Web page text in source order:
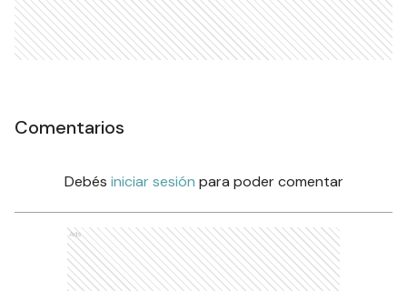
Comentarios
Debés iniciar sesión para poder comentar
Ads